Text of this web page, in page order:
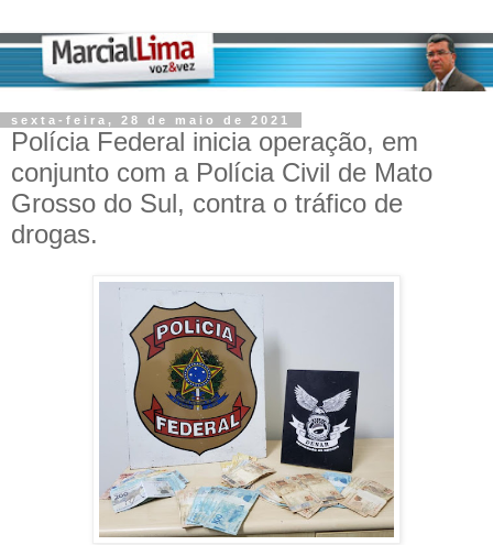
sexta-feira, 28 de maio de 2021
Polícia Federal inicia operação, em
conjunto com a Polícia Civil de Mato
Grosso do Sul, contra o tráfico de
drogas.